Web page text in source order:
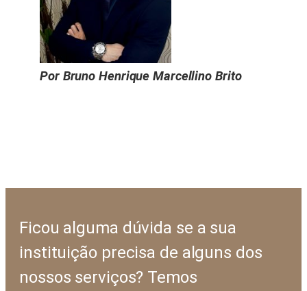
Por Bruno Henrique Marcellino Brito
Ficou alguma dúvida se a sua
instituição precisa de alguns dos
nossos serviços? Temos